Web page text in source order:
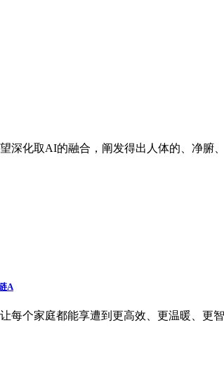
深化取AI的融合，阐发得出人体的、净腑
A
每个家庭都能享遭到更高效、更温暖、更